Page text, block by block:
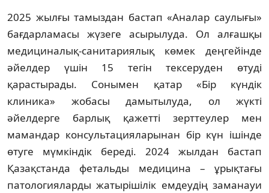
2025 жылғы тамыздан бастап «Аналар саулығы»
бағдарламасы жүзеге асырылуда. Ол алғашқы
медициналық-санитариялық көмек деңгейінде
әйелдер үшін 15 тегін тексеруден өтуді
қарастырады. Сонымен қатар «Бір күндік
клиника» жобасы дамытылуда, ол жүкті
әйелдерге барлық қажетті зерттеулер мен
мамандар консультацияларынан бір күн ішінде
өтуге мүмкіндік береді. 2024 жылдан бастап
Қазақстанда фетальды медицина – ұрықтағы
патологияларды жатырішілік емдеудің заманауи